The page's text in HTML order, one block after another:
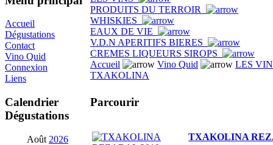
Accueil
Dégustations
Contact
Vino Quid
Connexion
Liens
Calendrier
Dégustations
Août 2026
PRODUITS DU TERROIR
WHISKIES
EAUX DE VIE
V.D.N APERITIFS BIERES
CREMES LIQUEURS SIROPS
Accueil
Vino Quid
LES
TXAKOLINA
Parcourir
TXAKOLINA